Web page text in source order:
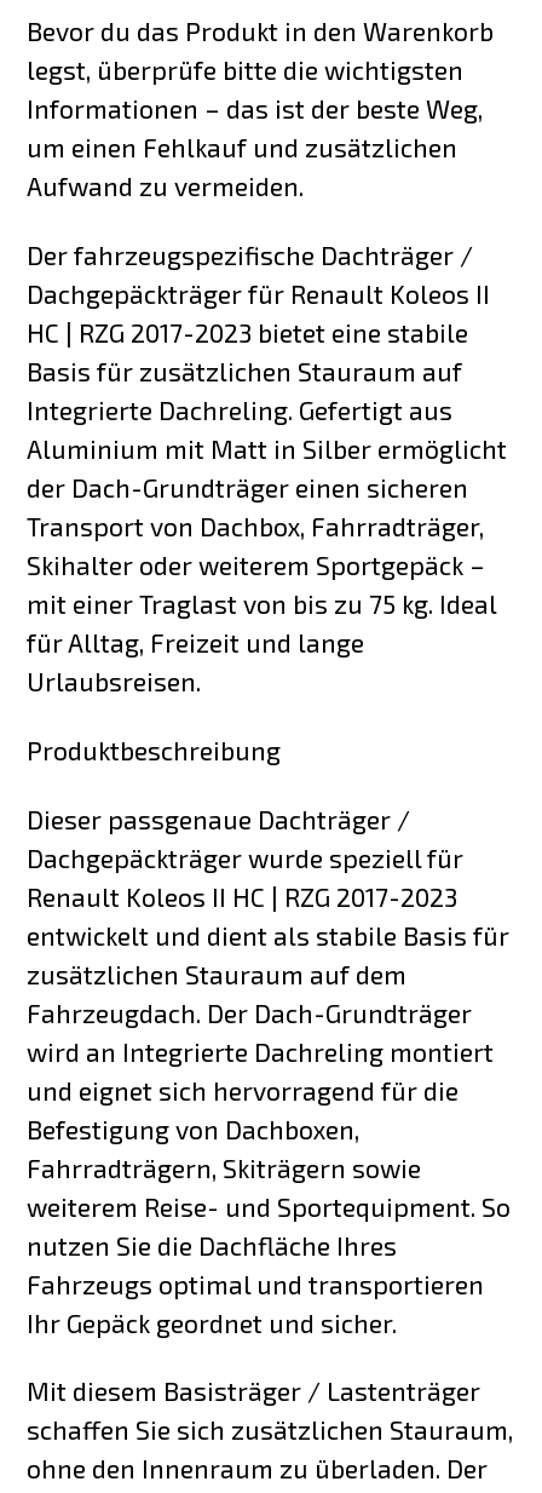
Bevor du das Produkt in den Warenkorb
legst, überprüfe bitte die wichtigsten
Informationen – das ist der beste Weg,
um einen Fehlkauf und zusätzlichen
Aufwand zu vermeiden.
Der fahrzeugspezifische Dachträger /
Dachgepäckträger für Renault Koleos II
HC | RZG 2017-2023 bietet eine stabile
Basis für zusätzlichen Stauraum auf
Integrierte Dachreling. Gefertigt aus
Aluminium mit Matt in Silber ermöglicht
der Dach-Grundträger einen sicheren
Transport von Dachbox, Fahrradträger,
Skihalter oder weiterem Sportgepäck –
mit einer Traglast von bis zu 75 kg. Ideal
für Alltag, Freizeit und lange
Urlaubsreisen.
Produktbeschreibung
Dieser passgenaue Dachträger /
Dachgepäckträger wurde speziell für
Renault Koleos II HC | RZG 2017-2023
entwickelt und dient als stabile Basis für
zusätzlichen Stauraum auf dem
Fahrzeugdach. Der Dach-Grundträger
wird an Integrierte Dachreling montiert
und eignet sich hervorragend für die
Befestigung von Dachboxen,
Fahrradträgern, Skiträgern sowie
weiterem Reise- und Sportequipment. So
nutzen Sie die Dachfläche Ihres
Fahrzeugs optimal und transportieren
Ihr Gepäck geordnet und sicher.
Mit diesem Basisträger / Lastenträger
schaffen Sie sich zusätzlichen Stauraum,
ohne den Innenraum zu überladen. Der